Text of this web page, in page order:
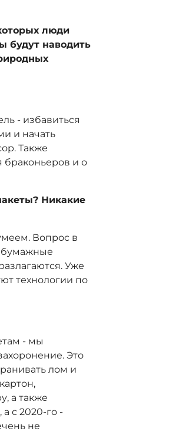
люди
будут наводить
- избавиться
и начать
Также
браконьеров и о
Никакие
Вопрос в
бумажные
Уже
технологии по
- мы
Это
лом и
а также
с 2020-го -
не